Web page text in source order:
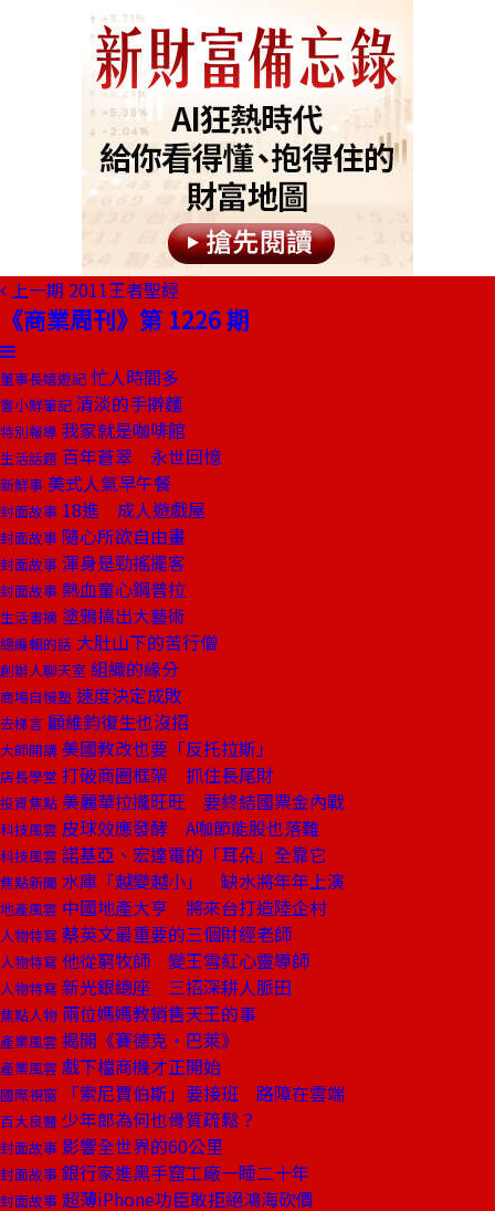
上一期 2011王者聖經
《商業周刊》第 1226 期
董事長嬉遊記 忙人時間多
嘗小鮮筆記 清淡的手擀麵
特別報導 我家就是咖啡館
生活話題 百年蒼翠 永世回憶
新鮮事 美式人氣早午餐
封面故事 18進 成人遊戲屋
封面故事 隨心所欲自由畫
封面故事 渾身是勁搖擺客
封面故事 熱血童心鋼普拉
生活書摘 塗鴉搞出大藝術
總編輯的話 大肚山下的苦行僧
創辦人聊天室 組織的緣分
商場自慢塾 速度決定成敗
去梯言 顧維鈞復生也沒招
大師開講 美國教改也要「反托拉斯」
店長學堂 打破商圈框架 抓住長尾財
投資焦點 美麗華拉攏旺旺 要終結國票金內戰
科技風雲 皮球效應發酵 A咖節能股也落難
科技風雲 諾基亞、宏達電的「耳朵」全靠它
焦點新聞 水庫「越變越小」 缺水將年年上演
地產風雲 中國地產大亨 將來台打造陸企村
人物特寫 蔡英文最重要的三個財經老師
人物特寫 他從窮牧師 變王雪紅心靈導師
人物特寫 新光銀總座 三招深耕人脈田
焦點人物 兩位媽媽教銷售天王的事
產業風雲 揭開《賽德克‧巴萊》
產業風雲 戲下檔商機才正開始
國際視窗 「索尼賈伯斯」要接班 路障在雲端
百大良醫 少年郎為何也骨質疏鬆？
封面故事 影響全世界的60公里
封面故事 銀行家進黑手窟工廠一睡二十年
封面故事 超薄iPhone功臣敢拒絕鴻海砍價